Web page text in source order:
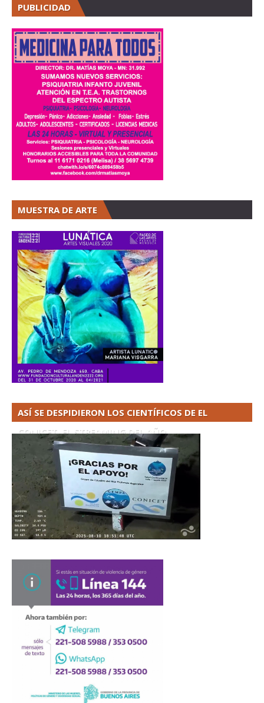
PUBLICIDAD
MUESTRA DE ARTE
ASÍ SE DESPIDIERON LOS CIENTÍFICOS DE EL
CONICET. EL STREAMING DEL AÑO